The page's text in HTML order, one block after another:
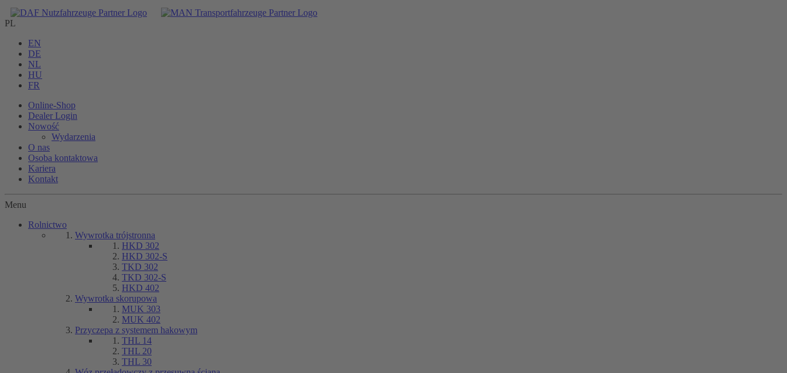
PL
EN
DE
NL
HU
FR
Online-Shop
Dealer Login
Nowość
Wydarzenia
O nas
Osoba kontaktowa
Kariera
Kontakt
Menu
Rolnictwo
Wywrotka trójstronna
HKD 302
HKD 302-S
TKD 302
TKD 302-S
HKD 402
Wywrotka skorupowa
MUK 303
MUK 402
Przyczepa z systemem hakowym
THL 14
THL 20
THL 30